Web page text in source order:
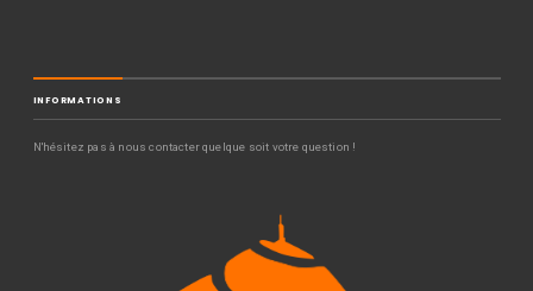
INFORMATIONS
N'hésitez pas à nous contacter quelque soit votre question !